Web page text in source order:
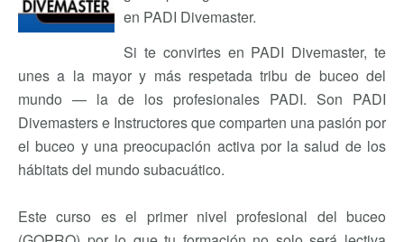
en PADI Divemaster.
Si te convirtes en PADI Divemaster, te
unes a la mayor y más respetada tribu de buceo del
mundo — la de los profesionales PADI. Son PADI
Divemasters e Instructores que comparten una pasión por
el buceo y una preocupación activa por la salud de los
hábitats del mundo subacuático.
Este curso es el primer nivel profesional del buceo